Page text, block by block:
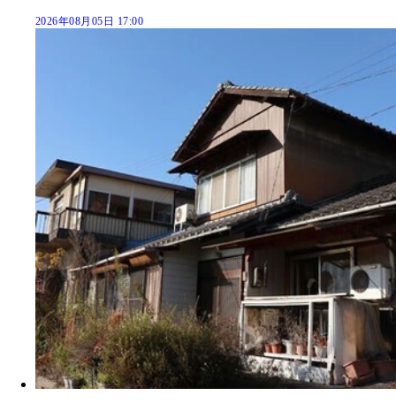
2026年08月05日 17:00